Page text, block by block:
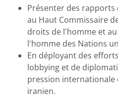
Présenter des rapports
au Haut Commissaire
droits de l'homme et
l'homme des Nations
En déployant des
lobbying et de
pression
iranien.